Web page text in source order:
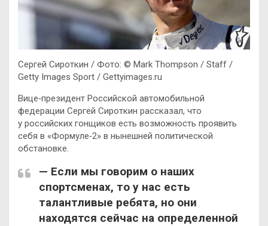
Сергей Сироткин / Фото: © Mark Thompson / Staff /
Getty Images Sport / Gettyimages.ru
Вице‑президент Российской автомобильной
федерации Сергей Сироткин рассказал, что
у российских гонщиков есть возможность проявить
себя в «Формуле‑2» в нынешней политической
обстановке.
— Если мы говорим о наших
спортсменах, то у нас есть
талантливые ребята, но они
находятся сейчас на определенной